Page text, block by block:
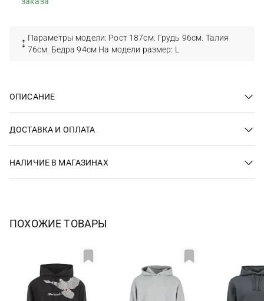
Параметры модели: Рост 187см. Грудь 96см. Талия
76см. Бедра 94см На модели размер: L
ОПИСАНИЕ
ДОСТАВКА И ОПЛАТА
НАЛИЧИЕ В МАГАЗИНАХ
ПОХОЖИЕ ТОВАРЫ